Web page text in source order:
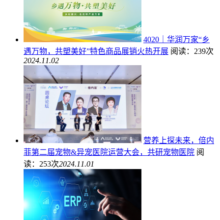
4020｜华润万家“乡
遇万物，共塑美好”特色商品展销火热开展 阅读：239次
2024.11.02
营养上探未来，倍内
菲第二届宠物&异宠医院运营大会，共研宠物医院 阅
读：253次2024.11.01